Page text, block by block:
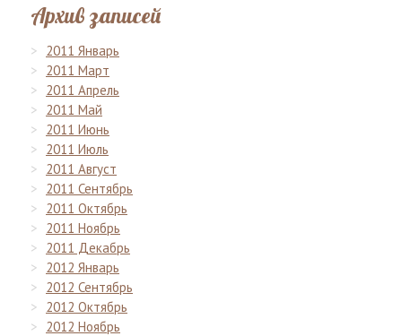
Архив записей
2011 Январь
2011 Март
2011 Апрель
2011 Май
2011 Июнь
2011 Июль
2011 Август
2011 Сентябрь
2011 Октябрь
2011 Ноябрь
2011 Декабрь
2012 Январь
2012 Сентябрь
2012 Октябрь
2012 Ноябрь